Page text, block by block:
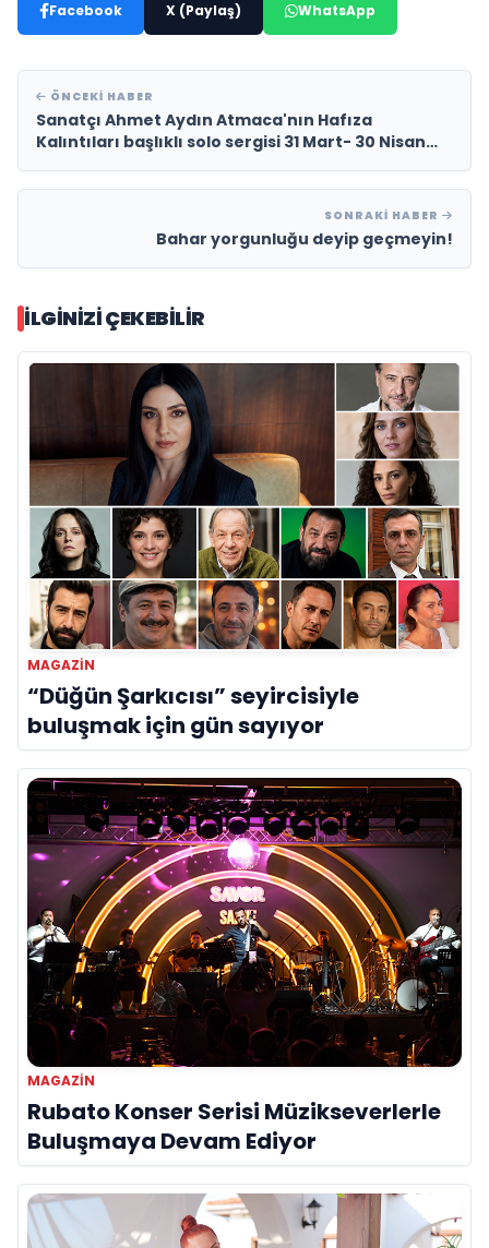
Facebook X (Paylaş) WhatsApp
ÖNCEKI HABER
Sanatçı Ahmet Aydın Atmaca'nın Hafıza
Kalıntıları başlıklı solo sergisi 31 Mart- 30 Nisan
SONRAKI HABER
Bahar yorgunluğu deyip geçmeyin!
İLGINIZI ÇEKEBILIR
MAGAZIN
“Düğün Şarkıcısı” seyircisiyle
buluşmak için gün sayıyor
MAGAZIN
Rubato Konser Serisi Müzikseverlerle
Buluşmaya Devam Ediyor